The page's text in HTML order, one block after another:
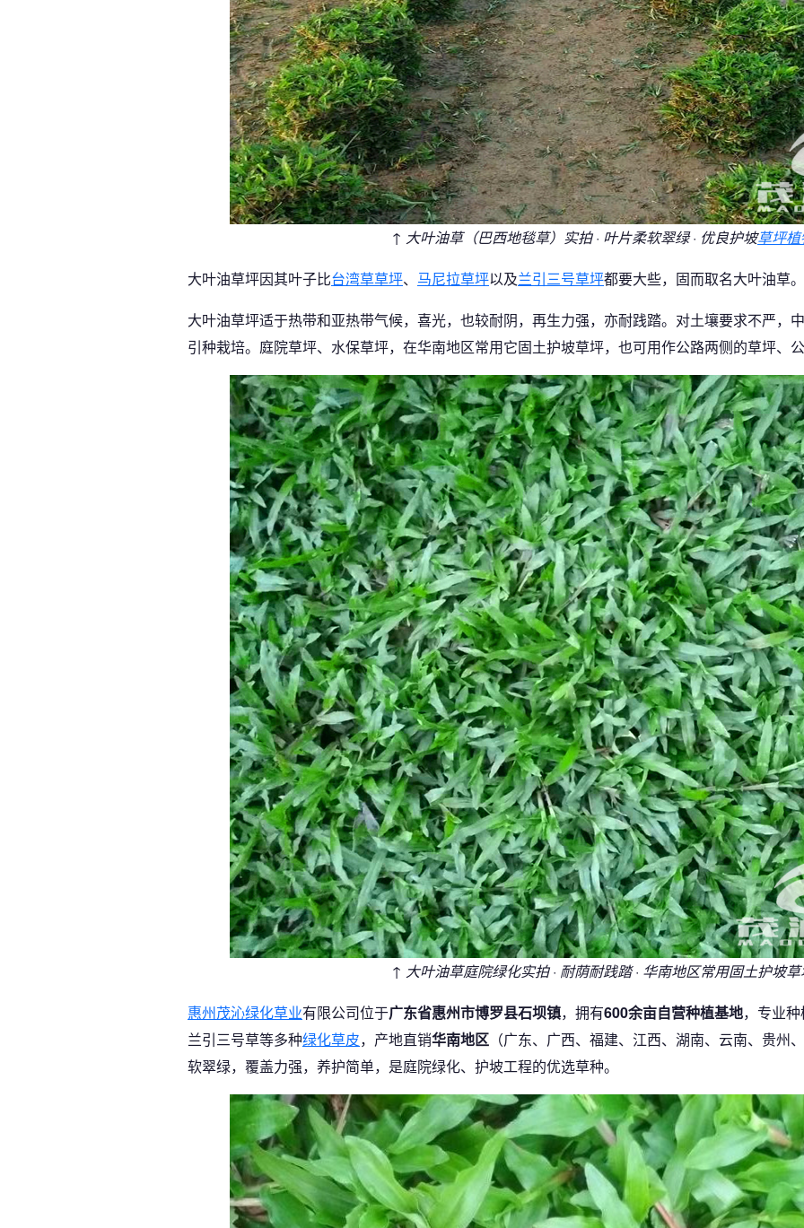
↑ 大叶油草（巴西地毯草）实拍 · 叶片柔软翠绿 · 优良护坡草坪植
大叶油草坪因其叶子比台湾草草坪、 马尼拉草坪以及兰引三号草坪都要大些，固而取名大叶油草。
大叶油草坪适于热带和亚热带气候，喜光，也较耐阴，再生力强，亦耐践踏。对土壤要求不严，
引种栽培。庭院草坪、水保草坪，在华南地区常用它固土护坡草坪，也可用作公路两侧的草坪、
↑ 大叶油草庭院绿化实拍 · 耐荫耐践踏 · 华南地区常用固土护坡
惠州茂沁绿化草业有限公司位于广东省惠州市博罗县石坝镇，拥有600余亩自营种植基地，专业种
兰引三号草等多种绿化草皮，产地直销华南地区 （广东、广西、福建、江西、湖南、云南、贵州
软翠绿，覆盖力强，养护简单，是庭院绿化、护坡工程的优选草种。